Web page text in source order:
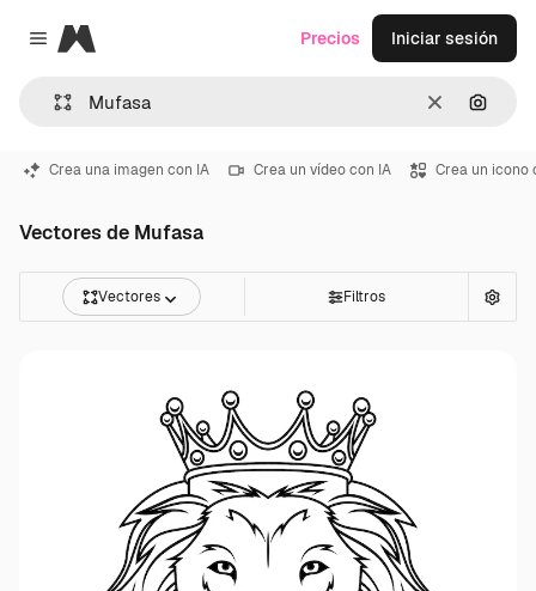
Close menu
Magnific
Borrar
Precios Iniciar sesión
Crea una imagen con IA Crea un vídeo con IA Crea un icono
Vectores de Mufasa
Vectores Filtros